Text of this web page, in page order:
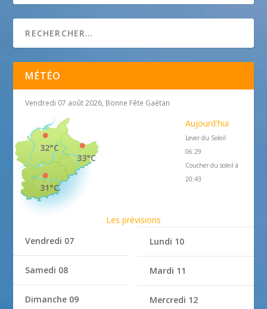
MÉTÉO
Vendredi 07 août 2026, Bonne Fête Gaétan
33°C
32°C
31°C
Aujourd'hui
Lever du Soleil
06:29
Coucher du soleil à
20:43
Les prévisions
Vendredi 07
Samedi 08
Dimanche 09
Lundi 10
Mardi 11
Mercredi 12